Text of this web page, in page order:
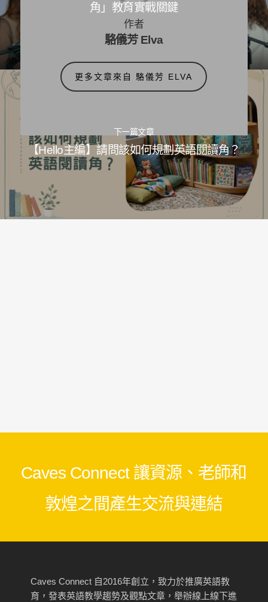
角」教育實戰關鍵
下一篇文章
【Hello主編】請問該如何規劃英語閱讀角？
作者
駱儀芳 Elva
更多文章來自 駱儀芳 ELVA
Caves Connect 讓資源、老師和
敦煌之間產生交流與連結
Caves Connect 自2016年創立，致力於推廣英語教
育，發表英語教學趨勢及觀點文章，舉辦線上線下進